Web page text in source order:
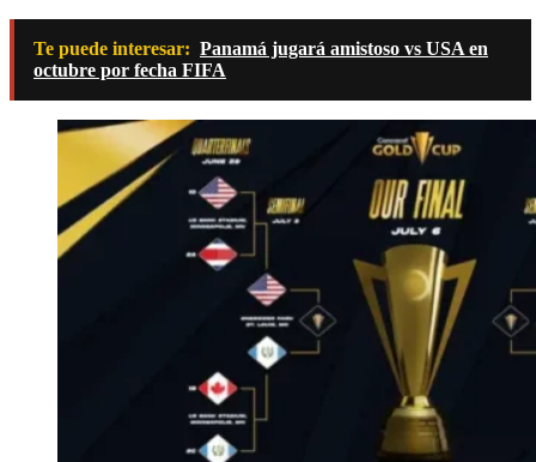
Te puede interesar: Panamá jugará amistoso vs USA en
octubre por fecha FIFA